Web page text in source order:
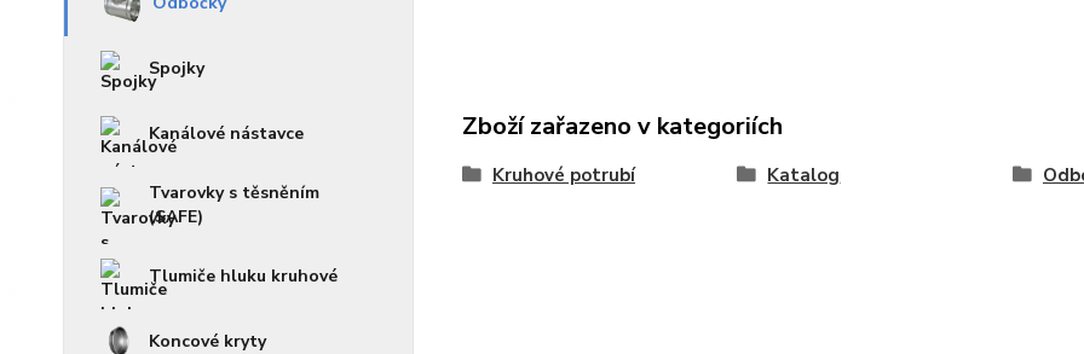
Spojky
Kanálové nástavce
Tvarovky s těsněním
(SAFE)
Tlumiče hluku kruhové
Koncové kryty
Zboží zařazeno v kategoriích
Kruhové potrubí Katalog